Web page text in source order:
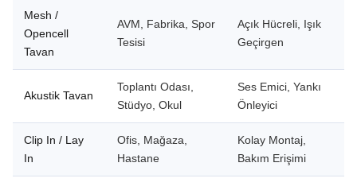
Mesh /
Opencell
Tavan
AVM, Fabrika, Spor
Tesisi
Açık Hücreli, Işık
Geçirgen
Akustik Tavan
Toplantı Odası,
Stüdyo, Okul
Ses Emici, Yankı
Önleyici
Clip In / Lay
In
Ofis, Mağaza,
Hastane
Kolay Montaj,
Bakım Erişimi